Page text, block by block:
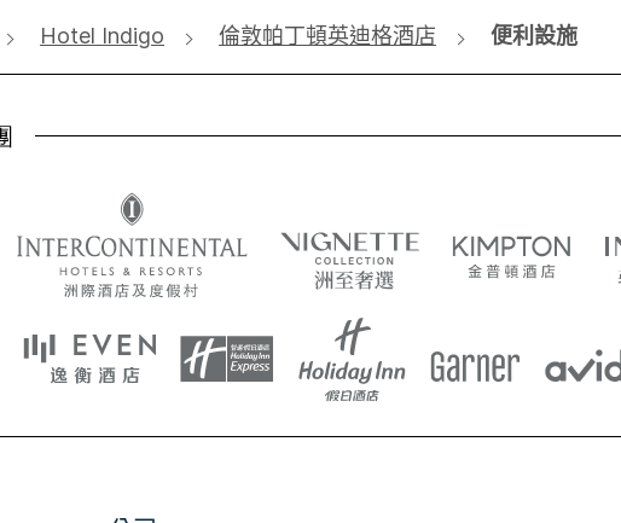
Hotel Indigo 倫敦帕丁頓英迪格酒店 便利設施